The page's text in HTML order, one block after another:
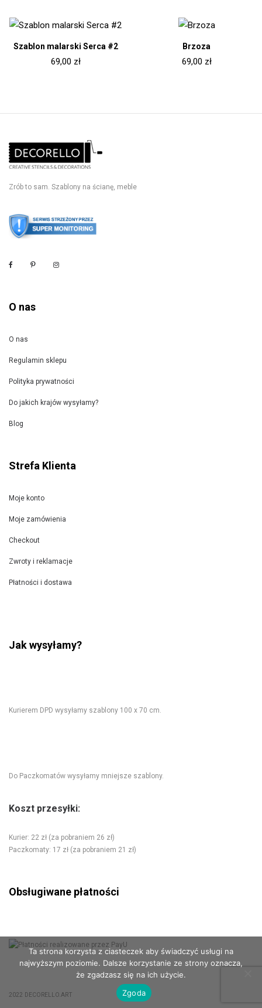
Szablon malarski Serca #2
69,00 zł
Brzoza
69,00 zł
Zrób to sam. Szablony na ścianę, meble
O nas
O nas
Regulamin sklepu
Polityka prywatności
Do jakich krajów wysyłamy?
Blog
Strefa Klienta
Moje konto
Moje zamówienia
Checkout
Zwroty i reklamacje
Płatności i dostawa
Jak wysyłamy?
Kurierem DPD wysyłamy szablony 100 x 70 cm.
Do Paczkomatów wysyłamy mniejsze szablony.
Koszt przesyłki:
Kurier: 22 zł (za pobraniem 26 zł)
Paczkomaty: 17 zł (za pobraniem 21 zł)
Obsługiwane płatności
2022 DECORELLO.ART
Ta strona korzysta z ciasteczek aby świadczyć usługi na
najwyższym poziomie. Dalsze korzystanie ze strony oznacza,
że zgadzasz się na ich użycie.
Zgoda